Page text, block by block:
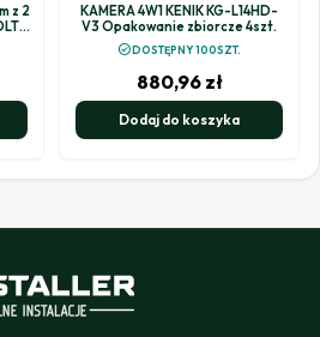
z 2
KAMERA 4W1 KENIK KG-L14HD-
V3 Opakowanie zbiorcze 4szt.
check_circleDOSTĘPNY 100SZT.
880,96 zł
Dodaj do koszyka